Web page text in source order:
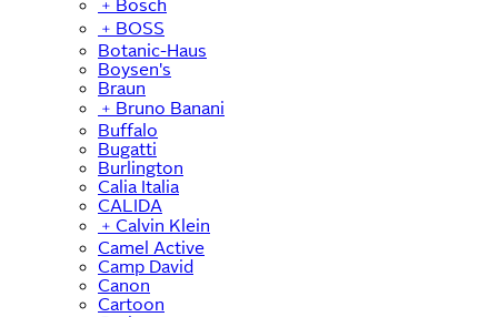
﹢ Bosch
﹢ BOSS
Botanic-Haus
Boysen's
Braun
﹢ Bruno Banani
Buffalo
Bugatti
Burlington
Calia Italia
CALIDA
﹢ Calvin Klein
Camel Active
Camp David
Canon
Cartoon